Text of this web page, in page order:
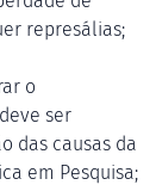
represálias;
o
ser
das causas da
em Pesquisa;